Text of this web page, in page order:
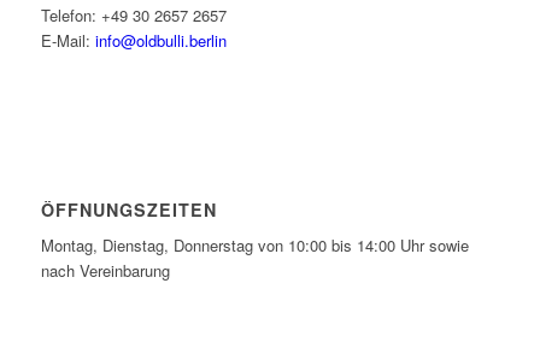
Telefon: +49 30 2657 2657
E-Mail: info@oldbulli.berlin
ÖFFNUNGSZEITEN
Montag, Dienstag, Donnerstag von 10:00 bis 14:00 Uhr sowie
nach Vereinbarung